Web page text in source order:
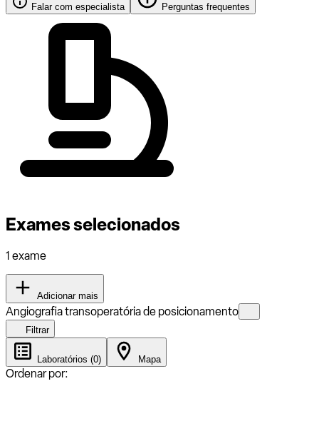
Falar com especialista Perguntas frequentes
Exames selecionados
1 exame
Adicionar mais
Angiografia transoperatória de posicionamento
Filtrar
Laboratórios (0) Mapa
Ordenar por: